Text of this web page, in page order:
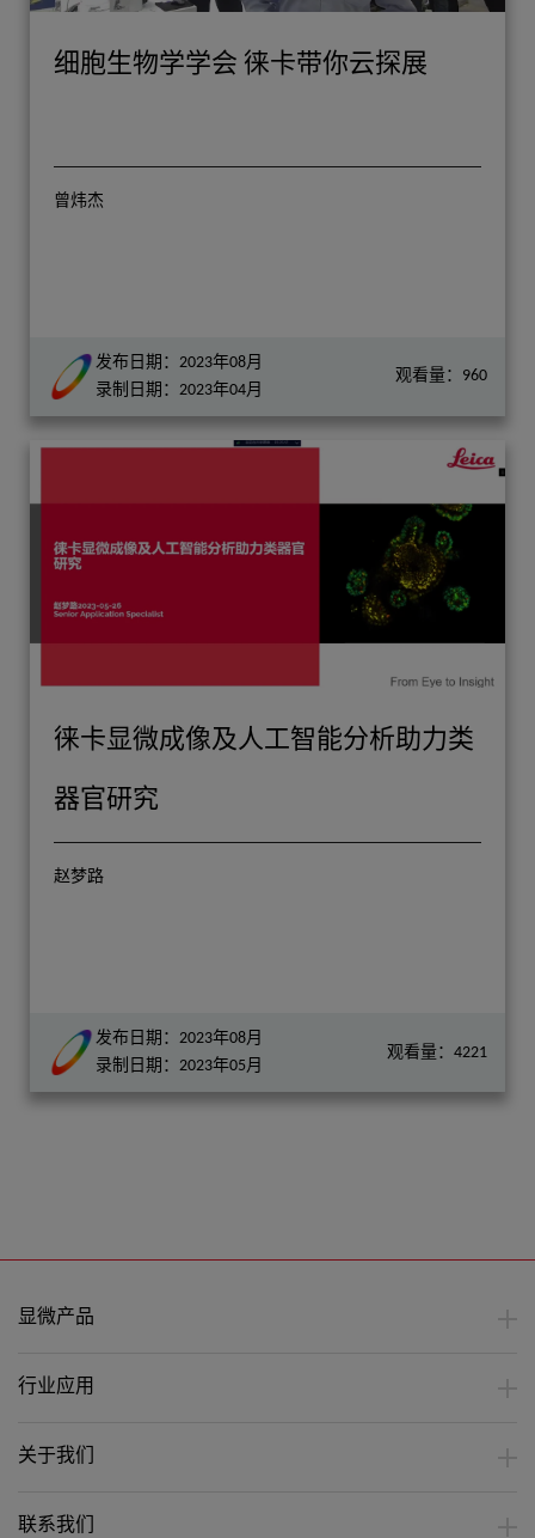
细胞生物学学会 徕卡带你云探展
曾炜杰
发布日期：2023年08月
录制日期：2023年04月
观看量：960
徕卡显微成像及人工智能分析助力类
器官研究
赵梦路
发布日期：2023年08月
录制日期：2023年05月
观看量：4221
显微产品
行业应用
关于我们
联系我们